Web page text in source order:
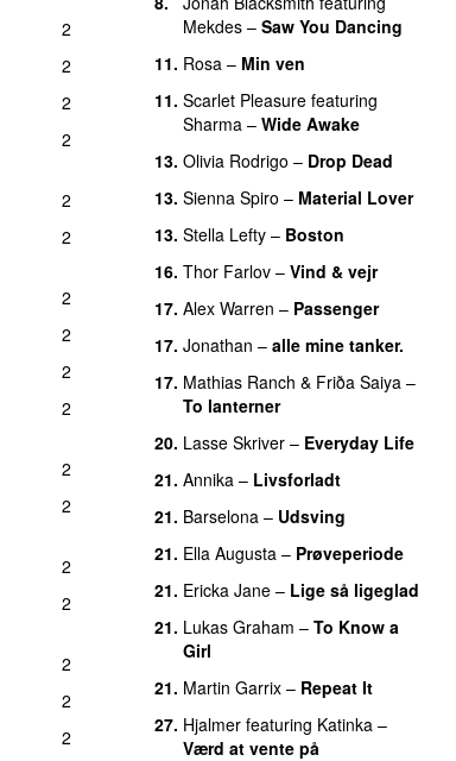
2
2
2
2
2
2
2
2
2
2
2
2
2
2
2
2
2
Mekdes– Saw You Dancing
11. Rosa– Min ven
11. Scarlet Pleasure featuring
Sharma– Wide Awake
13. Olivia Rodrigo – Drop Dead
13. Sienna Spiro – Material Lover
13. Stella Lefty– Boston
16. Thor Farlov– Vind & vejr
17. Alex Warren – Passenger
17. Jonathan – alle mine tanker.
17. Mathias Ranch & Friða Saiya–
To lanterner
20. Lasse Skriver– Everyday Life
21. Annika– Livsforladt
21. Barselona– Udsving
21. Ella Augusta– Prøveperiode
21. Ericka Jane– Lige så ligeglad
21. Lukas Graham – To Know a
Girl
21. Martin Garrix– Repeat It
27. Hjalmer featuring Katinka–
Værd at vente på